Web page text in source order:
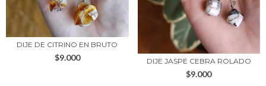
DIJE DE CITRINO EN BRUTO
$9.000 DIJE JASPE CEBRA ROLADO
$9.000